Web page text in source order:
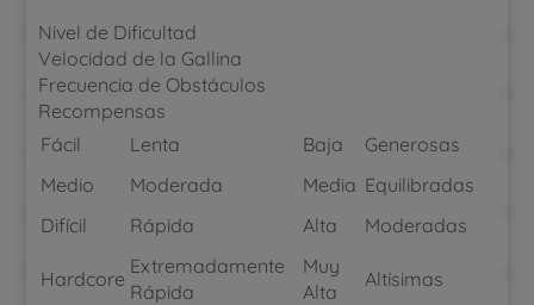
Nivel de Dificultad
Velocidad de la Gallina
Frecuencia de Obstáculos
Recompensas
Fácil
Lenta Baja
Generosas
Medio
Moderada Media Equilibradas
Difícil
Rápida Alta Moderadas
Hardcore
Extremadamente
Rápida
Muy
Alta
Altísimas